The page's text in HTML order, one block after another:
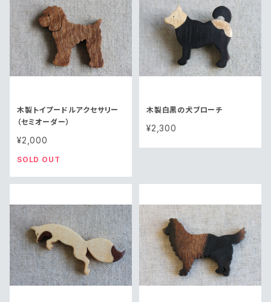
木製トイプードルアクセサリー
（セミオーダー）
¥2,000
SOLD OUT
木製白黒の犬ブローチ
¥2,300